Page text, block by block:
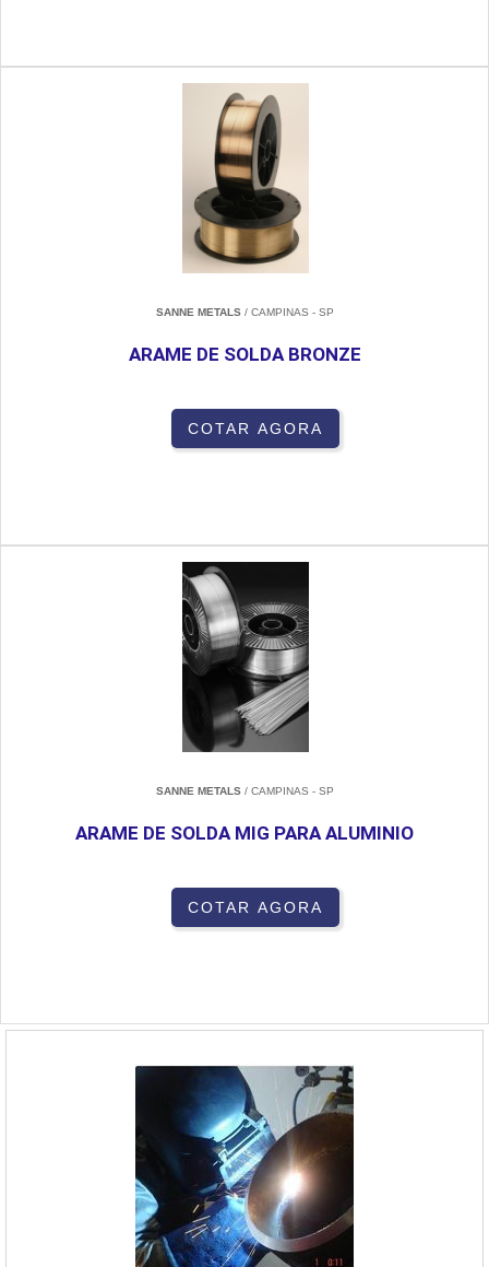
SANNE METALS/ CAMPINAS - SP
ARAME DE SOLDA BRONZE
COTAR AGORA
SANNE METALS/ CAMPINAS - SP
ARAME DE SOLDA MIG PARA ALUMINIO
COTAR AGORA